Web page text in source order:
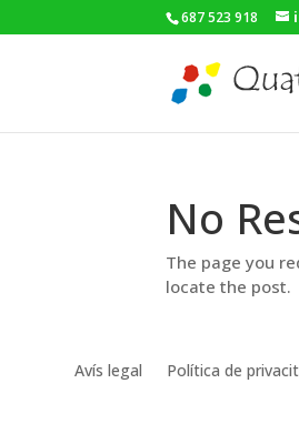
687 523 918
No
The page you
locate the post.
Avís legal Política de